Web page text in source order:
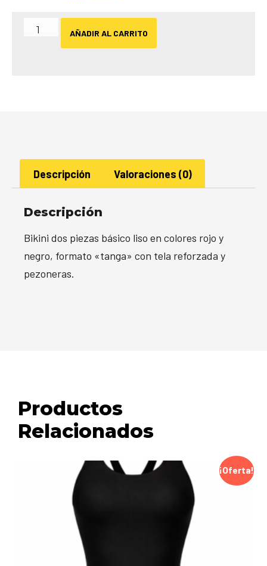
AÑADIR AL CARRITO
Descripción Valoraciones (0)
Descripción
Bikini dos piezas básico liso en colores rojo y
negro, formato «tanga» con tela reforzada y
pezoneras.
Productos
Relacionados
¡Oferta!